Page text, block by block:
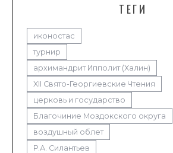
ТЕГИ
иконостас
турнир
архимандрит Ипполит (Халин)
XII Свято-Георгиевские Чтения
церковь и государство
Благочиние Моздокского округа
воздушный облет
Р.А. Силантьев